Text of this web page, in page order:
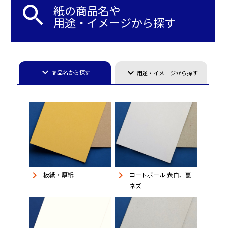
search 紙の商品名や
用途・イメージから探す
keyboard_arrow_down 商品名から探す keyboard_arrow_down用途・イメージから探す
keyboard_arrow_right 板紙・厚紙 keyboard_arrow_right
コートボール 表白、裏
ネズ